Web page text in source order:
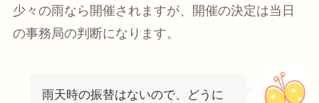
少々の雨なら開催されますが、開催の決定は当日
の事務局の判断になります。
雨天時の振替はないので、どうに